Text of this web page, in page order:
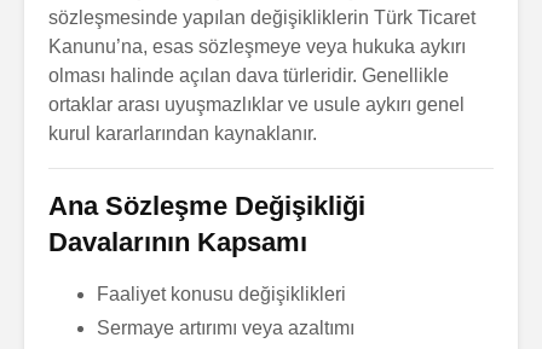
sözleşmesinde yapılan değişikliklerin Türk Ticaret
Kanunu’na, esas sözleşmeye veya hukuka aykırı
olması halinde açılan dava türleridir. Genellikle
ortaklar arası uyuşmazlıklar ve usule aykırı genel
kurul kararlarından kaynaklanır.
Ana Sözleşme Değişikliği
Davalarının Kapsamı
Faaliyet konusu değişiklikleri
Sermaye artırımı veya azaltımı
Nedenleri
Paylaşımı
Soru Sor